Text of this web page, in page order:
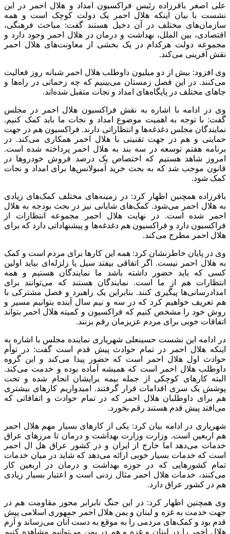
علی اصغر باقرزاده رئیس فراکسیون امداد و هلال احمر در این
نشست با بیان اینکه هلال احمر یک دولت کوچک است و همه
سازمان‌های مختلف در آن دخیل هستند گفت: مباحث فرهنگی،
اقتصادی، بین الملل، بهداشت و درمان در هلال احمر وجود دارد و
مجموعه دولت هرکدام در یک بخشی از معاونت‌های هلال احمر
نقش آفرینی می‌کند.
وی افزود: بیش از دو میلیون داوطلب هلال احمر شبانه روز فعالیت
می‌کنند. در این فصل زمستان می‌بینیم که چه زحماتی در راه‌ها و
جاهای مختلف در پایگاه‌های امداد و نجات متقبل شده‌اند.
وی در ادامه با اشاره به نقش فراکسیون هلال احمر در مجلس
گفت: با توجه به اهمیت موضوع امداد و نجات ما باید کمک کنیم.
نمایندگان مجلس دغدغه‌ها و انتظاراتی دارند. فراکسیون هم در جهت
حمایتی و هم در جهت تقنینی با هلال احمر همکاری می‌کند. در
برنامه هفتم توسعه در سه بند به هلال احمر پرداخته شده است.
امروز شاهد هستیم که اختصاص یک درصد فروش خودروها در
قانون موجب شد که به بحث خرید آمبولانس‌ها برای امداد و نجات
کمک شود.
باقرزاده همچنین اظهار کرد: در زمینه‌های مختلف کمک‌های زیادی
به هلال احمر می‌شود. کمک‌های شایانی نیز در بحث بودجه به هلال
احمر شده است. در نهایت هلال احمر مجموعه انتظارات از
فراکسیون دارد و فراکسیون هم دغدغه‌ها و پیشنهاداتی دارد که برای
هلال احمر مطرح می‌کند.
وی در پایان خاطرنشان کرد: همه این کارها برای مردم است و کمک
به هلال احمر نیست. اگر اتفاقی بیفتد سیل یا زلزله‌ای بیاید اولین
کسی که باید حضور داشته باشد ما نمایندگان هستیم و همه
انتظارات هم از ما است. نمایندگان هستند که می‌توانند برای
امدادرسانی‌ها پیگیری کنند. بنابراین یک راهبرد و فصل مشترکی با
هم تعریف خواهیم کرد که در سه و نیم سال آینده بتوانیم مسیر و
روش خود را مشخص کنیم که فراکسیون و کمیته هلال احمر بتواند
اتفاقات خوبی برای مردم عزیزمان رقم بزنند.
در ادامه این نشست حسینعلی شهریاری نماینده مجلس با اشاره به
اینکه هلال احمر در تمام حوادث پیش قدم است گفت: در توأم
حوادث اول هلال احمر است که حضور پیدا می‌کند و این گروه
داوطلب هلال احمر است که همیشه آماده بوده و خدمت می‌کند.
البته کارهای کوچکی از جمله بیمه برایشان انجام شده و تحت
پوشش یک سری اقدامات قرار گرفتند. امیدواریم کارهای بیشتری
هم برای داوطلبان هلال احمر که در تمام حوادث و اتفاقاتی که
می‌افتد پیش قدم هستند رقم بخورد.
شهریاری در ادامه بیان کرد: یکی از کارهای بسیار مهم هلال احمر
هم اربعین است. وزارت وزارت بهداشت و درمان تا مرزهای عراق
خدمات می‌دهد اما خارج از ایران و در کشور عراق هل ال احمر
است که خدمات بسیار خوبی ارائه می‌دهد که شاید در میان خدمات
تمام کشورهایی که در حوزه بهداشت و درمان در اربعین کار
می‌کنند، خدمات هلال احمر مثال زدنی است و اعتبار بسیار زیادی
هم در کشور عراق دارد.
وی همچنین اظهار کرد: در این جنگ نابرابر محور مقاومت هم در
جهت خدمت به غزه و لبنان و یمن هلال احمر جمهوری اسلامی پیش
قدم بود و کمک‌های مردمی را به موقع به دست آنان می‌رساند و آرم
هلال احمر را در لبنان و غزه و هم در یمن می‌توانیم مشاهده کنیم